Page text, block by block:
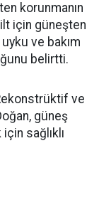
korunmanın
için güneşten
ve bakım
belirtti.
ve
güneş
için sağlıklı